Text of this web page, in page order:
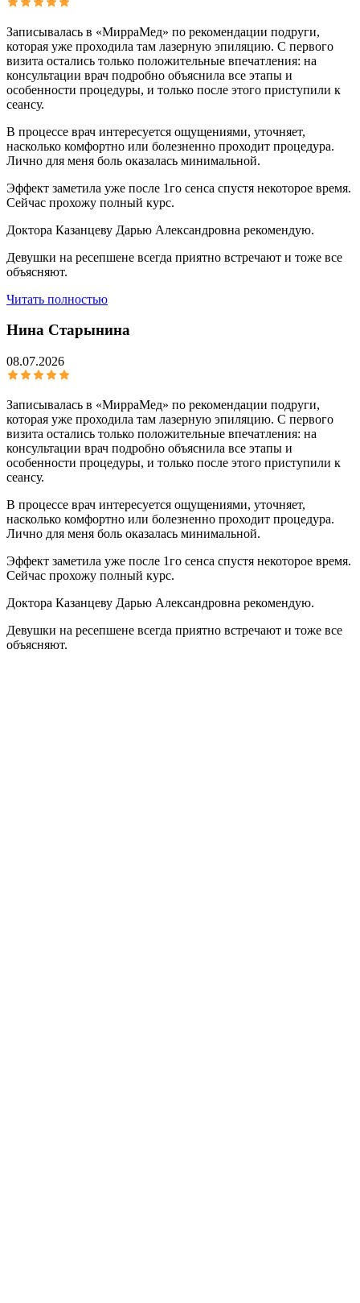
Записывалась в «МирраМед» по рекомендации подруги,
которая уже проходила там лазерную эпиляцию. С первого
визита остались только положительные впечатления: на
консультации врач подробно объяснила все этапы и
особенности процедуры, и только после этого приступили к
сеансу.
В процессе врач интересуется ощущениями, уточняет,
насколько комфортно или болезненно проходит процедура.
Лично для меня боль оказалась минимальной.
Эффект заметила уже после 1го сенса спустя некоторое время.
Сейчас прохожу полный курс.
Доктора Казанцеву Дарью Александровна рекомендую.
Девушки на ресепшене всегда приятно встречают и тоже все
объясняют.
Читать полностью
Нина Старынина
08.07.2026
Записывалась в «МирраМед» по рекомендации подруги,
которая уже проходила там лазерную эпиляцию. С первого
визита остались только положительные впечатления: на
консультации врач подробно объяснила все этапы и
особенности процедуры, и только после этого приступили к
сеансу.
В процессе врач интересуется ощущениями, уточняет,
насколько комфортно или болезненно проходит процедура.
Лично для меня боль оказалась минимальной.
Эффект заметила уже после 1го сенса спустя некоторое время.
Сейчас прохожу полный курс.
Доктора Казанцеву Дарью Александровна рекомендую.
Девушки на ресепшене всегда приятно встречают и тоже все
объясняют.